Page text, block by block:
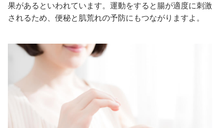
果があるといわれています。運動をすると腸が適度に刺激
されるため、便秘と肌荒れの予防にもつながりますよ。